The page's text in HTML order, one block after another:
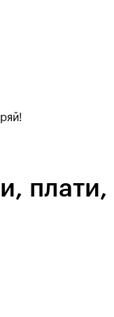
плати,